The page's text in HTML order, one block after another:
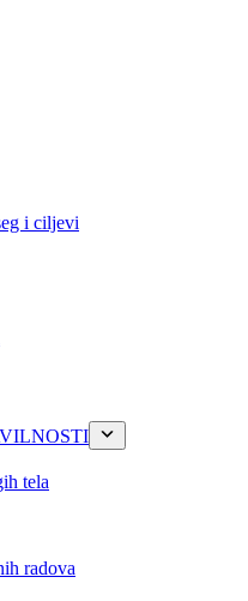
i ciljevi
tela
radova